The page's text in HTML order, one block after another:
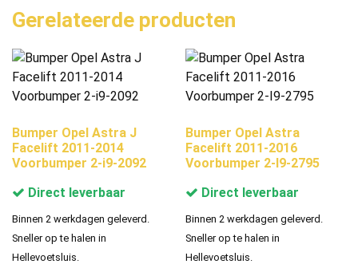
Gerelateerde producten
Bumper Opel Astra J
Facelift 2011-2014
Voorbumper 2-i9-2092
Direct leverbaar
Binnen 2 werkdagen geleverd.
Sneller op te halen in
Hellevoetsluis.
Bumper Opel Astra
Facelift 2011-2016
Voorbumper 2-I9-2795
Direct leverbaar
Binnen 2 werkdagen geleverd.
Sneller op te halen in
Hellevoetsluis.